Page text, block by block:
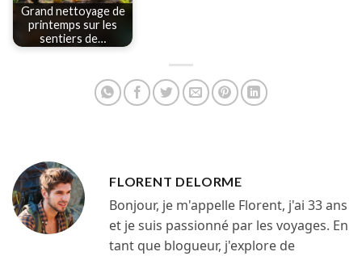
Grand nettoyage de
printemps sur les
sentiers de…
FLORENT DELORME
Bonjour, je m'appelle Florent, j'ai 33 ans
et je suis passionné par les voyages. En
tant que blogueur, j'explore de